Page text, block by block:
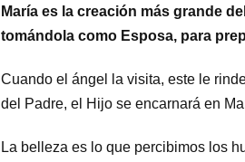
María es la creación más grande
tomándola como Esposa, para
Cuando el ángel la visita, este le
del Padre, el Hijo se encarnará en
La belleza es lo que percibimos los